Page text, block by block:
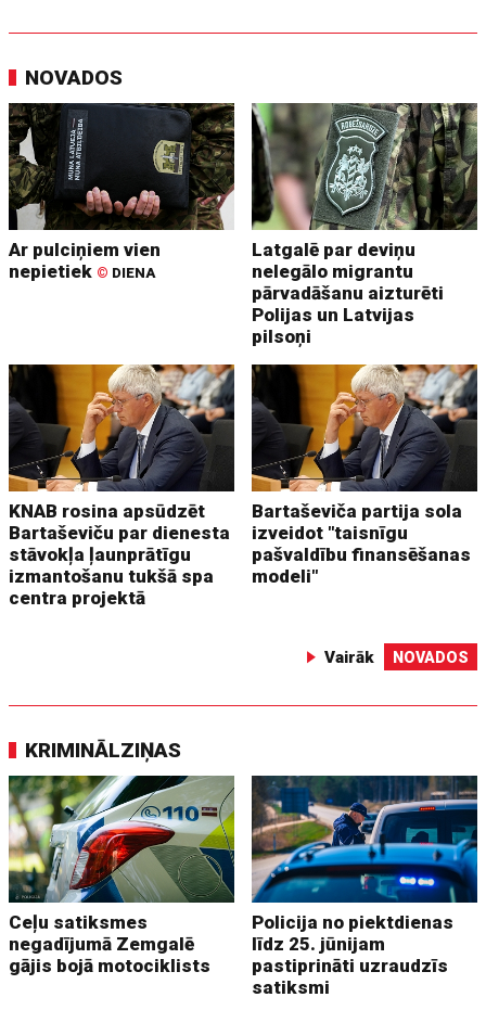
NOVADOS
Ar pulciņiem vien
nepietiek © DIENA
Latgalē par deviņu
nelegālo migrantu
pārvadāšanu aizturēti
Polijas un Latvijas
pilsoņi
KNAB rosina apsūdzēt
Bartaševiču par dienesta
stāvokļa ļaunprātīgu
izmantošanu tukšā spa
centra projektā
Bartaševiča partija sola
izveidot "taisnīgu
pašvaldību finansēšanas
modeli"
Vairāk NOVADOS
KRIMINĀLZIŅAS
Ceļu satiksmes
negadījumā Zemgalē
gājis bojā motociklists
Policija no piektdienas
līdz 25. jūnijam
pastiprināti uzraudzīs
satiksmi